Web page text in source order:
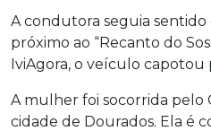
A condutora seguia sentido
próximo ao “Recanto do
IviAgora, o veículo capotou
A mulher foi socorrida pelo
cidade de Dourados. Ela é